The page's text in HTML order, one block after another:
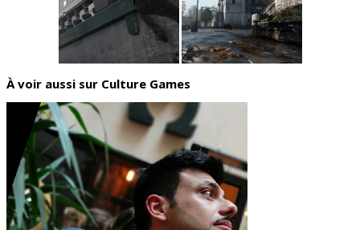
À voir aussi sur Culture Games